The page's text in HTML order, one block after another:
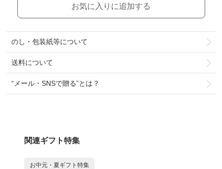
お気に入りに追加する
のし・包装紙等について
送料について
“メール・SNSで贈る”とは？
関連ギフト特集
お中元・夏ギフト特集